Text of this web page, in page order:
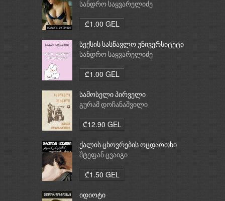
სანდრო საყვარელიძე
₾1.00 GEL
სექსის სასწავლო უნივერსიტეტი
სანდრო საყვარელიძე
₾1.00 GEL
სამოსელი პირველი
გურამ დოჩანაშვილი
₾12.90 GEL
ქალის ცხოვრების ოცდაოთხი
საათი
შტეფან ცვაიგი
₾1.50 GEL
იდიოტი